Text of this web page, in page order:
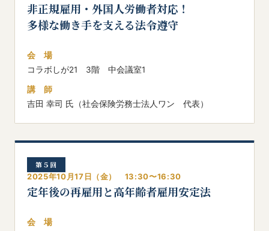
非正規雇用・外国人労働者対応！
多様な働き手を支える法令遵守
会 場
コラボしが21 3階 中会議室1
講 師
吉田 幸司 氏（社会保険労務士法人ワン 代表）
第５回
2025年10月17日（金） 13:30〜16:30
定年後の再雇用と高年齢者雇用安定法
会 場